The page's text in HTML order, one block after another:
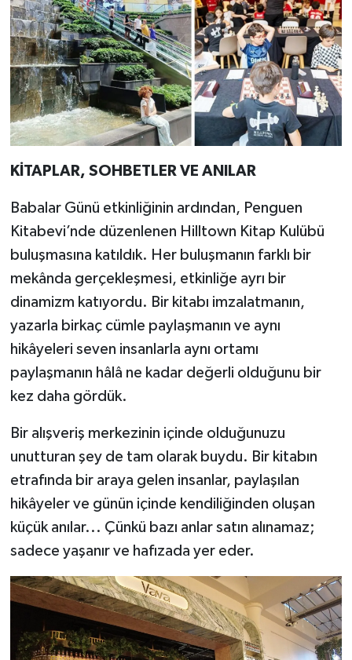
KİTAPLAR, SOHBETLER VE ANILAR
Babalar Günü etkinliğinin ardından, Penguen
Kitabevi’nde düzenlenen Hilltown Kitap Kulübü
buluşmasına katıldık. Her buluşmanın farklı bir
mekânda gerçekleşmesi, etkinliğe ayrı bir
dinamizm katıyordu. Bir kitabı imzalatmanın,
yazarla birkaç cümle paylaşmanın ve aynı
hikâyeleri seven insanlarla aynı ortamı
paylaşmanın hâlâ ne kadar değerli olduğunu bir
kez daha gördük.
Bir alışveriş merkezinin içinde olduğunuzu
unutturan şey de tam olarak buydu. Bir kitabın
etrafında bir araya gelen insanlar, paylaşılan
hikâyeler ve günün içinde kendiliğinden oluşan
küçük anılar... Çünkü bazı anlar satın alınamaz;
sadece yaşanır ve hafızada yer eder.